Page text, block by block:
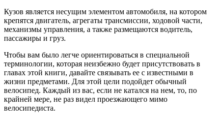
Кузов является несущим элементом автомобиля, на котором
крепятся двигатель, агрегаты трансмиссии, ходовой части,
механизмы управления, а также размещаются водитель,
пассажиры и груз.
Чтобы вам было легче ориентироваться в специальной
терминологии, которая неизбежно будет присутствовать в
главах этой книги, давайте связывать ее с известными в
жизни предметами. Для этой цели подойдет обычный
велосипед. Каждый из вас, если не катался на нем, то, по
крайней мере, не раз видел проезжающего мимо
велосипедиста.